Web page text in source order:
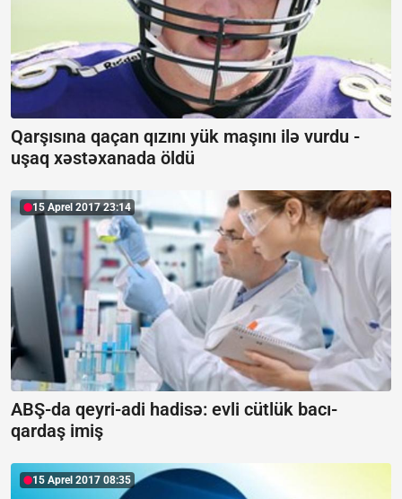
Qarşısına qaçan qızını yük maşını ilə vurdu -
uşaq xəstəxanada öldü
15 Aprel 2017 23:14
ABŞ-da qeyri-adi hadisə: evli cütlük bacı-
qardaş imiş
15 Aprel 2017 08:35